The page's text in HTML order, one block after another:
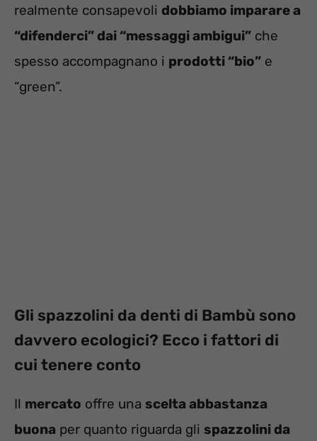
realmente consapevoli dobbiamo imparare a
“difenderci” dai “messaggi ambigui” che
spesso accompagnano i prodotti “bio” e
“green”.
Gli spazzolini da denti di Bambù sono
davvero ecologici? Ecco i fattori di
cui tenere conto
Il mercato offre una scelta abbastanza
buona per quanto riguarda gli spazzolini da